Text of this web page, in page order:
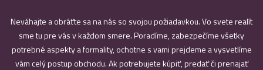
Neváhajte a obráťte sa na nás so svojou požiadavkou. Vo svete realít
sme tu pre vás v každom smere. Poradíme, zabezpečíme všetky
potrebné aspekty a formality, ochotne s vami prejdeme a vysvetlíme
vám celý postup obchodu. Ak potrebujete kúpiť, predať či prenajať